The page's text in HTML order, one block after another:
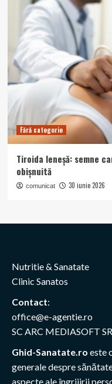
Fără categorie
Tiroida leneșă: semne
obișnuită
comunicat 30 iunie 2026
Nutritie & Sanatate
Clinic Sanatos
Contact:
office@e-agentie.ro
SC ARC MEDIASOFT
Ghid-Sanatate.ro este
generale despre
aspecte ale îngrijirii